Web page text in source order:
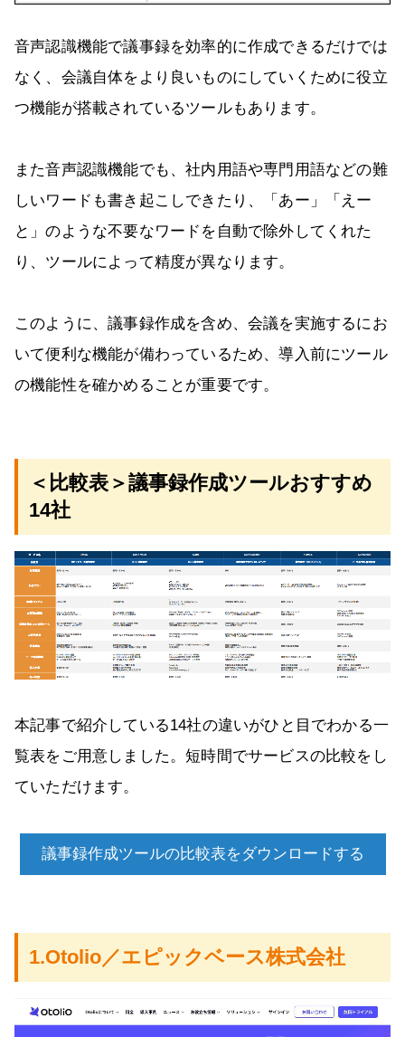
音声認識機能で議事録を効率的に作成できるだけでは
なく、会議自体をより良いものにしていくために役立
つ機能が搭載されているツールもあります。
また音声認識機能でも、社内用語や専門用語などの難
しいワードも書き起こしできたり、「あー」「えー
と」のような不要なワードを自動で除外してくれた
り、ツールによって精度が異なります。
このように、議事録作成を含め、会議を実施するにお
いて便利な機能が備わっているため、導入前にツール
の機能性を確かめることが重要です。
＜比較表＞議事録作成ツールおすすめ
14社
本記事で紹介している14社の違いがひと目でわかる一
覧表をご用意しました。短時間でサービスの比較をし
ていただけます。
議事録作成ツールの比較表をダウンロードする
1.Otolio／エピックベース株式会社